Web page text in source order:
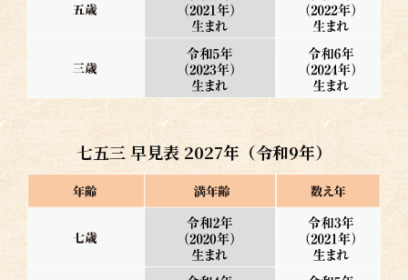
七五三 早見表 2027年（令和9年）